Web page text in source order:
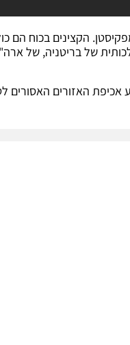
הקצינים בכוח הם
של בריטניה, של
במבצע אכיפת האזורים